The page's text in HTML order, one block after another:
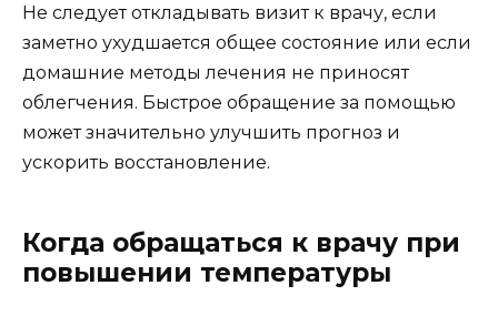
Не следует откладывать визит к врачу, если
заметно ухудшается общее состояние или если
домашние методы лечения не приносят
облегчения. Быстрое обращение за помощью
может значительно улучшить прогноз и
ускорить восстановление.
Когда обращаться к врачу при
повышении температуры